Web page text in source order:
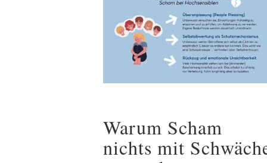
Warum Scham
nichts mit